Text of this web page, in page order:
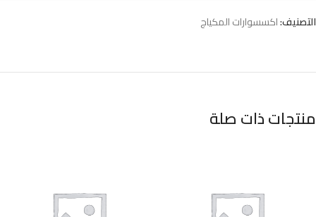
التصنيف:اكسسوارات المكياج
منتجات ذات صلة